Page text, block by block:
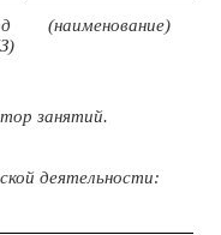
(наименование)
занятий.
деятельности: